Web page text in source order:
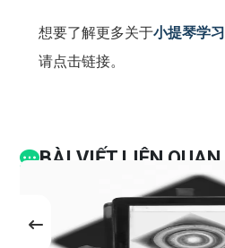
想要了解更多关于小提琴学习
请点击链接。
BÀI VIẾT LIÊN QUAN